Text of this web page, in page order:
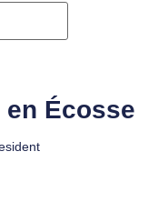
en Écosse